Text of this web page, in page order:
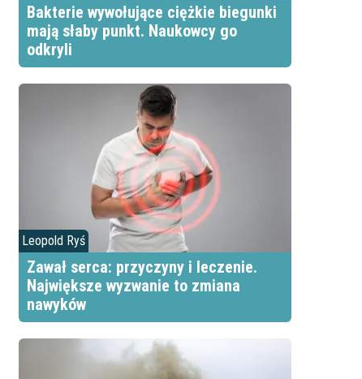
Bakterie wywołujące ciężkie biegunki
mają słaby punkt. Naukowcy go
odkryli
Leopold Ryś
Zawał serca: przyczyny i leczenie.
Największe wyzwanie to zmiana
nawyków